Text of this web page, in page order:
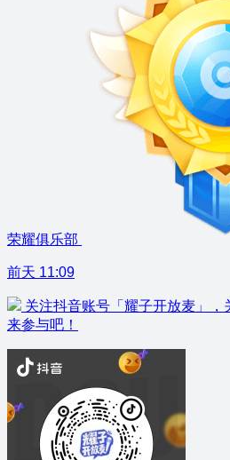
荣耀俱乐部
前天 11:09
关注抖音账号「耀子开放麦」
来参与吧！